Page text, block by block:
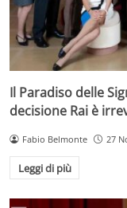
Il Paradiso delle
decisione Rai è
Fabio Belmonte 27
Leggi di più